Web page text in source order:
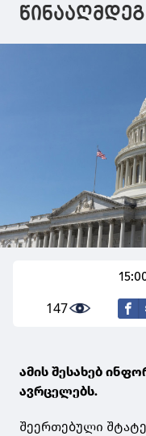
წინააღმდეგ
147
ამის შესახებ
ავრცელებს.
შეერთებული